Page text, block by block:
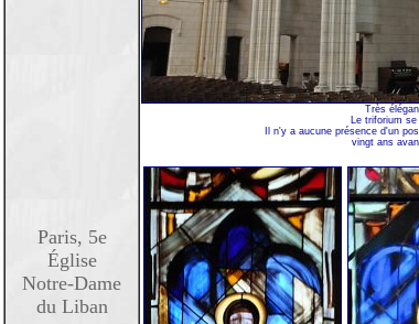
Paris, 5e
Église
Notre-Dame
du Liban
Très
Le triforium
Il n'y a aucune présence d'un
vingt ans